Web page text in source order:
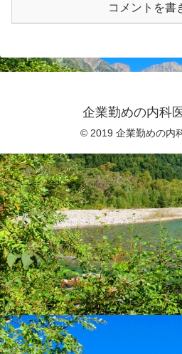
コメントを書
企業勤めの内科
© 2019 企業勤めの内